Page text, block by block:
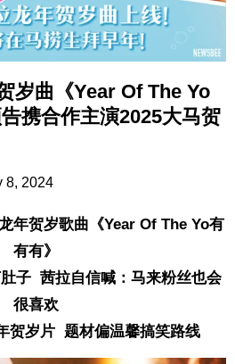
岁曲《Year Of The Yo
携合作主演2025大马贺
8, 2024
年贺岁歌曲《Year Of The Yo有
有有》
子 茜拉自信喊：马来粉丝也会
很喜欢
贺岁片 题材偏温馨搞笑路线